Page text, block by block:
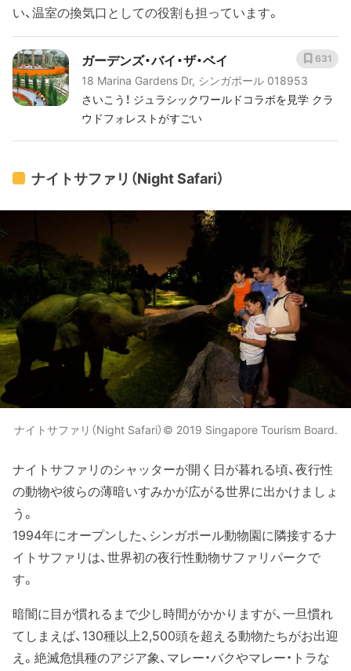
い、温室の換気口としての役割も担っています。
ガーデンズ・バイ・ザ・ベイ
18 Marina Gardens Dr, シンガポール 018953
さいこう！ ジュラシックワールドコラボを見学 クラ
ウドフォレストがすごい
631
ナイトサファリ（Night Safari）
ナイトサファリ（Night Safari）© 2019 Singapore Tourism Board.
ナイトサファリのシャッターが開く日が暮れる頃、夜行性
の動物や彼らの薄暗いすみかが広がる世界に出かけましょ
う。
1994年にオープンした、シンガポール動物園に隣接するナ
イトサファリは、世界初の夜行性動物サファリパークで
す。
暗闇に目が慣れるまで少し時間がかかりますが、一旦慣れ
てしまえば、130種以上2,500頭を超える動物たちがお出迎
え。絶滅危惧種のアジア象、マレー・バクやマレー・トラな